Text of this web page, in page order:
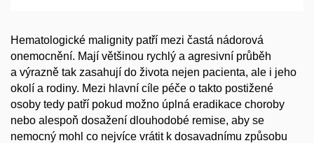
Hematologické malignity patří mezi častá nádorová
onemocnění. Mají většinou rychlý a agresivní průběh
a výrazně tak zasahují do života nejen pacienta, ale i jeho
okolí a rodiny. Mezi hlavní cíle péče o takto postižené
osoby tedy patří pokud možno úplná eradikace choroby
nebo alespoň dosažení dlouhodobé remise, aby se
nemocný mohl co nejvíce vrátit k dosavadnímu způsobu